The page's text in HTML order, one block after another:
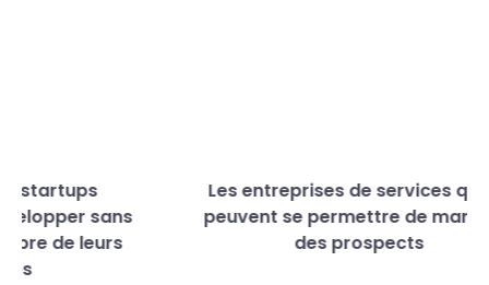
Les entreprises de services qui ne
peuvent se permettre de manquer
des prospects
sans
de leurs